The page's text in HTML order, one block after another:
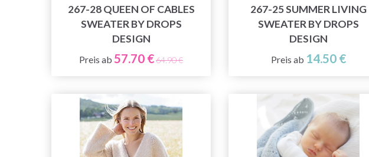
267-28 QUEEN OF CABLES
SWEATER BY DROPS
DESIGN
Preis ab 57.70 €64.90 €
267-25 SUMMER LIVING
SWEATER BY DROPS
DESIGN
Preis ab 14.50 €